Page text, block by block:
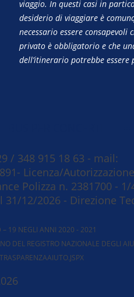
viaggio. In questi casi in
desiderio di viaggiare è
necessario essere consapevoli
privato è obbligatorio e che
dell’itinerario potrebbe essere
/ 348 915 18 63 - mail:
Licenza/
Polizza n. 2381700 -
31/12/2026 - Direzione
– 19 NEGLI ANNI 2020 - 2021
DEL REGISTRO NAZIONALE DEGLI